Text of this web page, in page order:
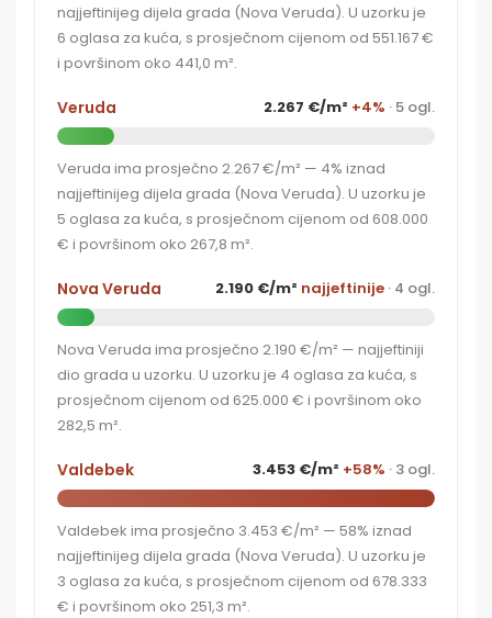
najjeftinijeg dijela grada (Nova Veruda). U uzorku je
6 oglasa za kuća, s prosječnom cijenom od 551.167 €
i površinom oko 441,0 m².
Veruda 2.267 €/m² +4% · 5 ogl.
Veruda ima prosječno 2.267 €/m² — 4% iznad
najjeftinijeg dijela grada (Nova Veruda). U uzorku je
5 oglasa za kuća, s prosječnom cijenom od 608.000
€ i površinom oko 267,8 m².
Nova Veruda 2.190 €/m² najjeftinije · 4 ogl.
Nova Veruda ima prosječno 2.190 €/m² — najjeftiniji
dio grada u uzorku. U uzorku je 4 oglasa za kuća, s
prosječnom cijenom od 625.000 € i površinom oko
282,5 m².
Valdebek 3.453 €/m² +58% · 3 ogl.
Valdebek ima prosječno 3.453 €/m² — 58% iznad
najjeftinijeg dijela grada (Nova Veruda). U uzorku je
3 oglasa za kuća, s prosječnom cijenom od 678.333
€ i površinom oko 251,3 m².